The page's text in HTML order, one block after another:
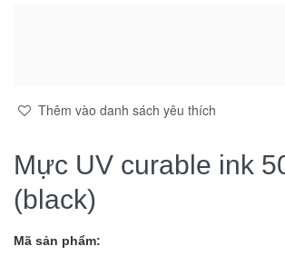
Thêm vào danh sách yêu thích
Mực UV curable ink
(black)
Mã sản phẩm: